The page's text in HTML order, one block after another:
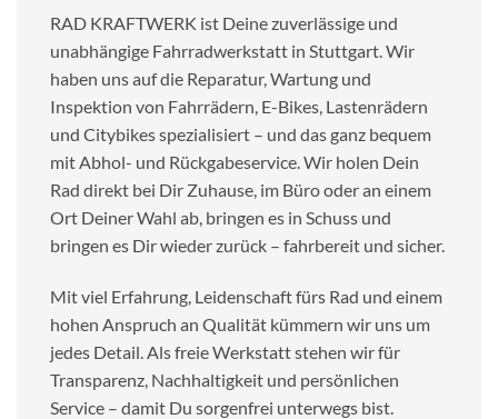
RAD KRAFTWERK ist Deine zuverlässige und
unabhängige Fahrradwerkstatt in Stuttgart. Wir
haben uns auf die Reparatur, Wartung und
Inspektion von Fahrrädern, E-Bikes, Lastenrädern
und Citybikes spezialisiert – und das ganz bequem
mit Abhol- und Rückgabeservice. Wir holen Dein
Rad direkt bei Dir Zuhause, im Büro oder an einem
Ort Deiner Wahl ab, bringen es in Schuss und
bringen es Dir wieder zurück – fahrbereit und sicher.
Mit viel Erfahrung, Leidenschaft fürs Rad und einem
hohen Anspruch an Qualität kümmern wir uns um
jedes Detail. Als freie Werkstatt stehen wir für
Transparenz, Nachhaltigkeit und persönlichen
Service – damit Du sorgenfrei unterwegs bist.